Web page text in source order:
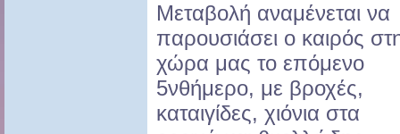
Μεταβολή αναμένεται να
παρουσιάσει ο καιρός
χώρα μας το επόμενο
5νθήμερο, με βροχές,
καταιγίδες, χιόνια στα